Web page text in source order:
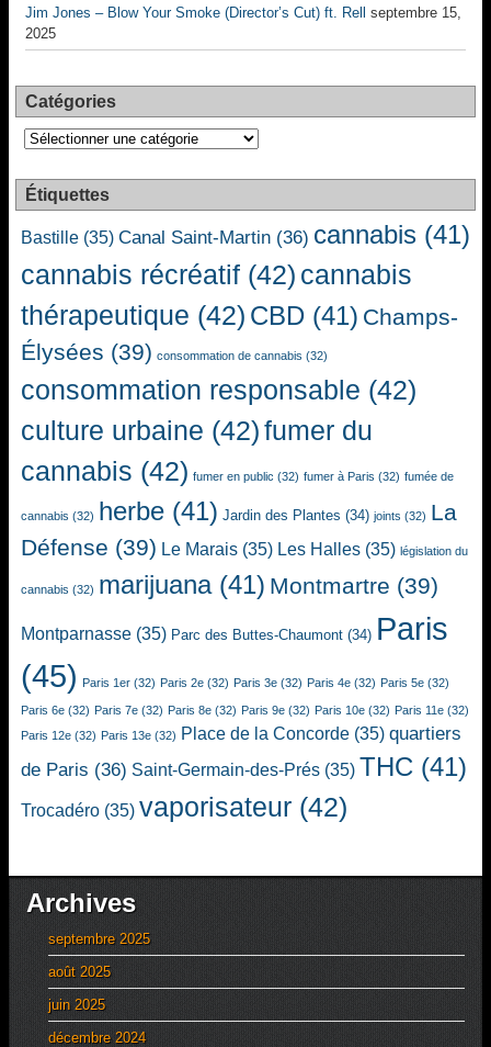
Jim Jones – Blow Your Smoke (Director’s Cut) ft. Rell
septembre 15,
2025
Catégories
Catégories
Étiquettes
Bastille (35) Canal Saint-Martin (36) cannabis (41)
cannabis récréatif (42) cannabis
thérapeutique (42) CBD (41) Champs-
Élysées (39) consommation de cannabis (32)
consommation responsable (42)
culture urbaine (42)fumer du
cannabis (42) fumer en public (32) fumer à Paris (32) fumée de
cannabis (32) herbe (41) Jardin des Plantes (34) joints (32) La
Défense (39) Le Marais (35) Les Halles (35) législation du
cannabis (32) marijuana(41) Montmartre (39)
Montparnasse (35) Parc des Buttes-Chaumont (34) Paris
(45) Paris 1er (32) Paris 2e (32) Paris 3e (32) Paris 4e (32) Paris 5e (32)
Paris 6e (32) Paris 7e (32) Paris 8e (32) Paris 9e (32) Paris 10e (32) Paris 11e (32)
Paris 12e (32) Paris 13e (32) Place de la Concorde (35) quartiers
de Paris (36) Saint-Germain-des-Prés (35) THC (41)
Trocadéro (35) vaporisateur (42)
Archives
septembre 2025
août 2025
juin 2025
décembre 2024